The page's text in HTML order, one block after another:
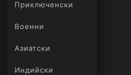
Приключенски
Военни
Азиатски
Индийски